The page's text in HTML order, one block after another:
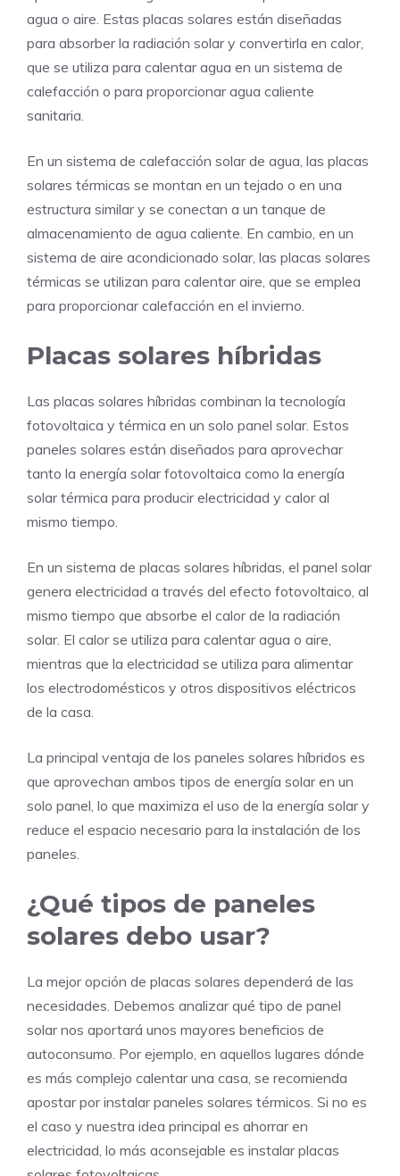
agua o aire. Estas placas solares están diseñadas
para absorber la radiación solar y convertirla en calor,
que se utiliza para calentar agua en un sistema de
calefacción o para proporcionar agua caliente
sanitaria.
En un sistema de calefacción solar de agua, las placas
solares térmicas se montan en un tejado o en una
estructura similar y se conectan a un tanque de
almacenamiento de agua caliente. En cambio, en un
sistema de aire acondicionado solar, las placas solares
térmicas se utilizan para calentar aire, que se emplea
para proporcionar calefacción en el invierno.
Placas solares híbridas
Las placas solares híbridas combinan la tecnología
fotovoltaica y térmica en un solo panel solar. Estos
paneles solares están diseñados para aprovechar
tanto la energía solar fotovoltaica como la energía
solar térmica para producir electricidad y calor al
mismo tiempo.
En un sistema de placas solares híbridas, el panel solar
genera electricidad a través del efecto fotovoltaico, al
mismo tiempo que absorbe el calor de la radiación
solar. El calor se utiliza para calentar agua o aire,
mientras que la electricidad se utiliza para alimentar
los electrodomésticos y otros dispositivos eléctricos
de la casa.
La principal ventaja de los paneles solares híbridos es
que aprovechan ambos tipos de energía solar en un
solo panel, lo que maximiza el uso de la energía solar y
reduce el espacio necesario para la instalación de los
paneles.
¿Qué tipos de paneles
solares debo usar?
La mejor opción de placas solares dependerá de las
necesidades. Debemos analizar qué tipo de panel
solar nos aportará unos mayores beneficios de
autoconsumo. Por ejemplo, en aquellos lugares dónde
es más complejo calentar una casa, se recomienda
apostar por instalar paneles solares térmicos. Si no es
el caso y nuestra idea principal es ahorrar en
electricidad, lo más aconsejable es instalar placas